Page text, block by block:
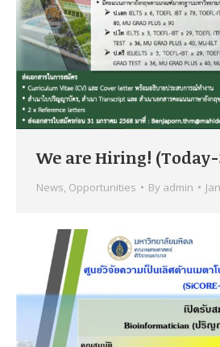
We are Hiring! (Today-
News, Opportunities By admin